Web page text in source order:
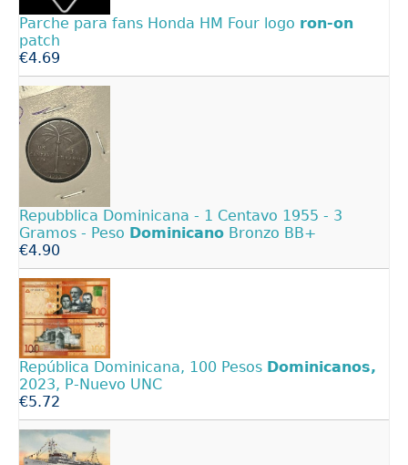
Parche para fans Honda HM Four logo ron-on
patch
€4.69
Repubblica Dominicana - 1 Centavo 1955 - 3
Gramos - Peso Dominicano Bronzo BB+
€4.90
República Dominicana, 100 Pesos Dominicanos,
2023, P-Nuevo UNC
€5.72